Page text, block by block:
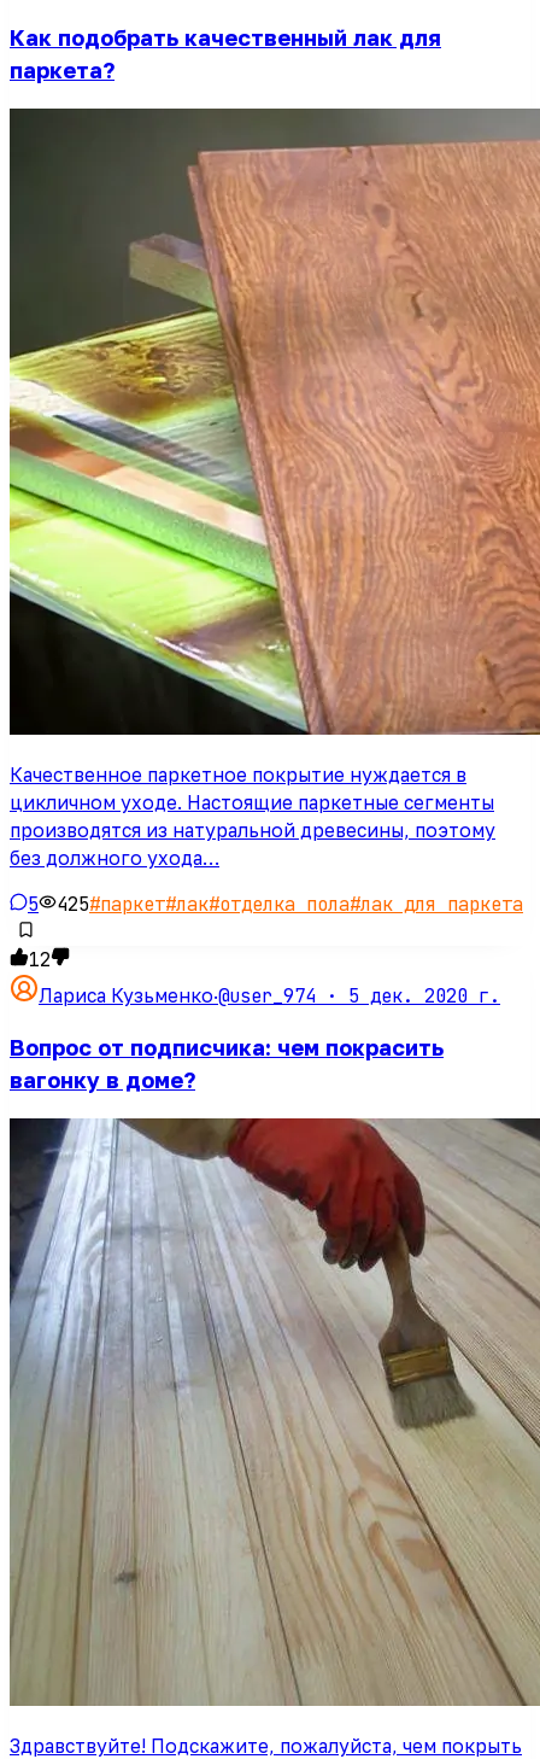
Как подобрать качественный лак для
паркета?
Качественное паркетное покрытие нуждается в
цикличном уходе. Настоящие паркетные сегменты
производятся из натуральной древесины, поэтому
без должного ухода…
5 425#паркет#лак#отделка пола#лак для паркета
12
Лариса Кузьменко·@user_974 · 5 дек. 2020 г.
Вопрос от подписчика: чем покрасить
вагонку в доме?
Здравствуйте! Подскажите, пожалуйста, чем покрыть